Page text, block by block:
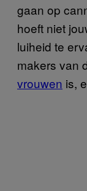
gaan op
hoeft niet
luiheid te
makers van
vrouwen is,